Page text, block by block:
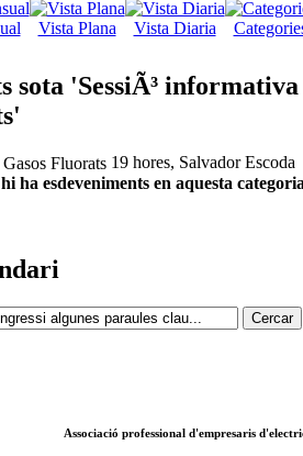
Vista Plana Vista Diaria
sota 'SessiÃ³ informativa
19 hores, Salvador Escoda
ha esdeveniments en aquesta
Associació professional d'empresaris